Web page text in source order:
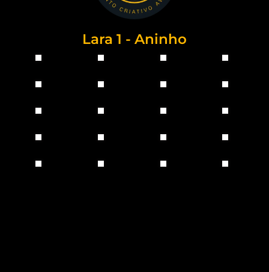
Lara 1 - Aninho